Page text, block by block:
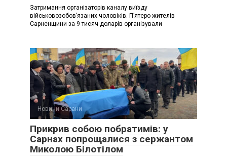
Затримання організаторів каналу виїзду
військовозобовʼязаних чоловіків. Пʼятеро жителів
Сарненщини за 9 тисяч доларів організували
Новини Сарани
Прикрив собою побратимів: у
Сарнах попрощалися з сержантом
Миколою Білотілом